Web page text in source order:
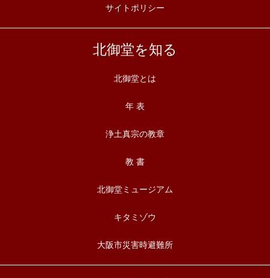
サイトポリシー
北御堂を知る
北御堂とは
年 表
浄土真宗の教章
教 書
北御堂ミュージアム
キタミゾウ
大阪市災害時避難所